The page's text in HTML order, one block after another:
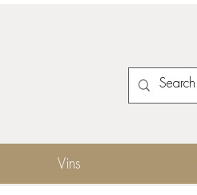
Vins